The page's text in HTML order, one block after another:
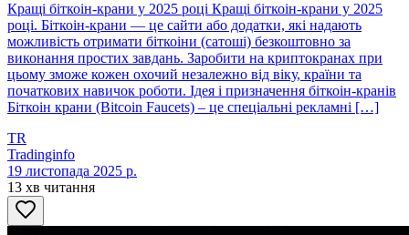
Кращі біткоін-крани у 2025 році Кращі біткоін-крани у 2025
році. Біткоін-крани — це сайти або додатки, які надають
можливість отримати біткоіни (сатоші) безкоштовно за
виконання простих завдань. Заробити на криптокранах при
цьому зможе кожен охочий незалежно від віку, країни та
початкових навичок роботи. Ідея і призначення біткоін-кранів
Біткоін крани (Bitcoin Faucets) – це спеціальні рекламні […]
TR
Tradinginfo
19 листопада 2025 р.
13 хв читання